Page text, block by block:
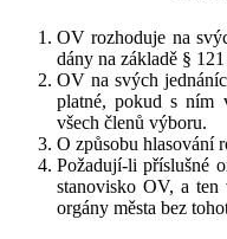
OV rozhoduje na
dány na základě §
OV na svých
platné, pokud s ním
všech členů výboru.
O způsobu hlasování
Požadují-li příslušné
stanovisko OV, a ten
orgány města bez